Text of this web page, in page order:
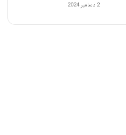
2 دسامبر 2024